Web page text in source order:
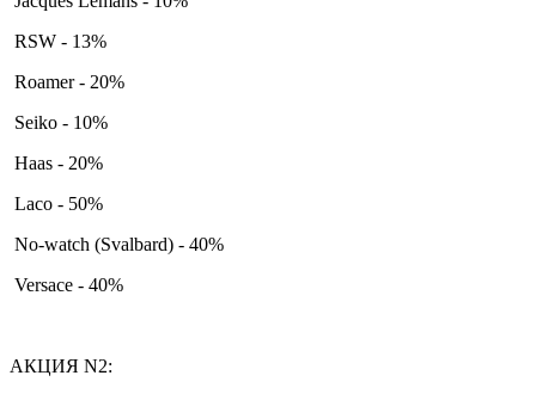
RSW - 13%
Roamer - 20%
Seiko - 10%
Haas - 20%
Laco - 50%
No-watch (Svalbard) - 40%
Versace - 40%
АКЦИЯ N2: